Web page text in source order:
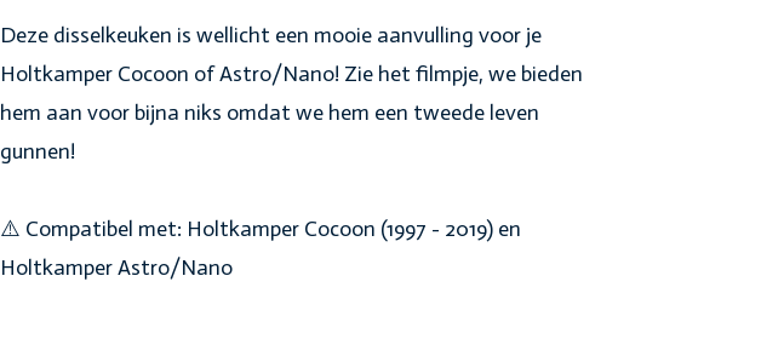
Deze disselkeuken is wellicht een mooie aanvulling voor je
Holtkamper Cocoon of Astro/Nano! Zie het filmpje, we bieden
hem aan voor bijna niks omdat we hem een tweede leven
gunnen!
⚠️ Compatibel met: Holtkamper Cocoon (1997 - 2019) en
Holtkamper Astro/Nano